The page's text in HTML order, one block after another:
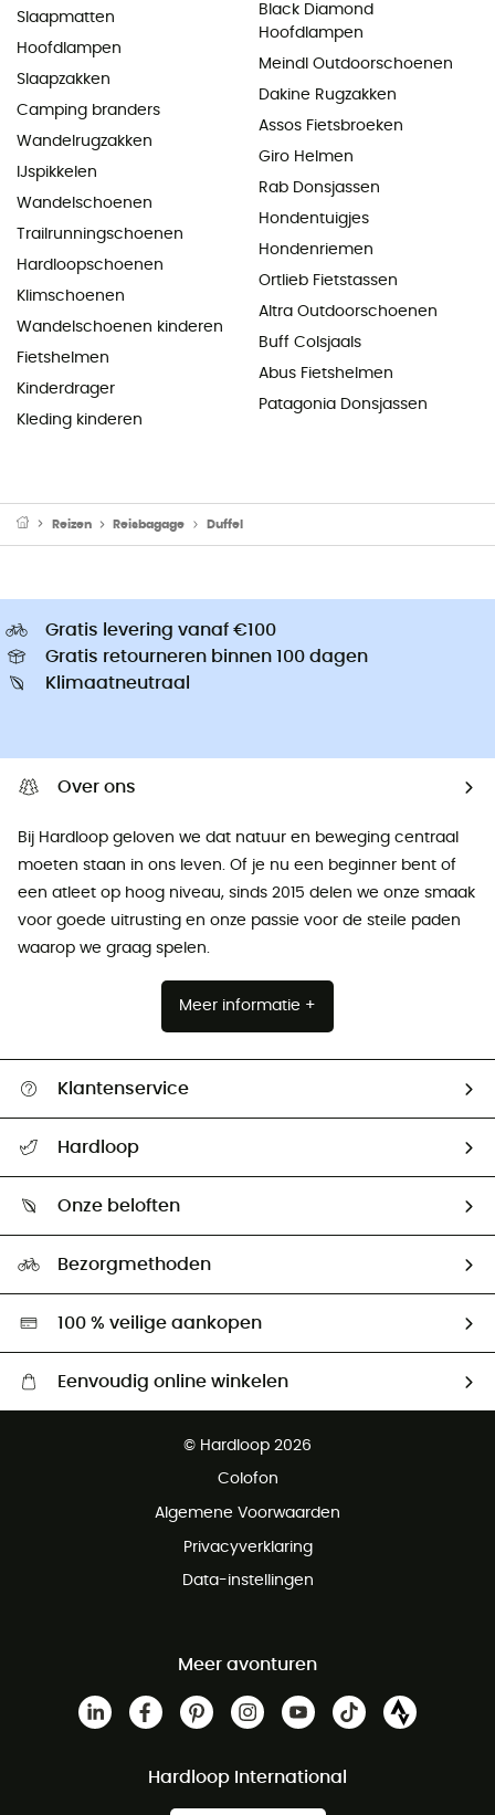
Slaapmatten
Hoofdlampen
Slaapzakken
Camping branders
Wandelrugzakken
IJspikkelen
Wandelschoenen
Trailrunningschoenen
Hardloopschoenen
Klimschoenen
Wandelschoenen kinderen
Fietshelmen
Kinderdrager
Kleding kinderen
Black Diamond
Hoofdlampen
Meindl Outdoorschoenen
Dakine Rugzakken
Assos Fietsbroeken
Giro Helmen
Rab Donsjassen
Hondentuigjes
Hondenriemen
Ortlieb Fietstassen
Altra Outdoorschoenen
Buff Colsjaals
Abus Fietshelmen
Patagonia Donsjassen
Reizen Reisbagage Duffel
Gratis levering vanaf €100
Gratis retourneren binnen 100 dagen
Klimaatneutraal
Over ons
Bij Hardloop geloven we dat natuur en beweging centraal
moeten staan ​​in ons leven. Of je nu een beginner bent of
een atleet op hoog niveau, sinds 2015 delen we onze smaak
voor goede uitrusting en onze passie voor de steile paden
waarop we graag spelen.
Meer informatie +
Klantenservice
Mijn zending volgen
Retourzendingen & Terugbetalingen
Hardloop
Ambassadeurs
Onze beloften
Hardgreen
Bezorgmethoden
100 % veilige aankopen
Eenvoudig online winkelen
Gratis retourneren binnen 100 dagen
© Hardloop 2026
Colofon
Algemene Voorwaarden
Privacyverklaring
Data-instellingen
Meer avonturen
Hardloop International